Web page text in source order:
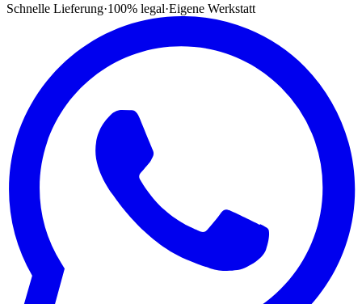
Schnelle Lieferung·100% legal·Eigene Werkstatt